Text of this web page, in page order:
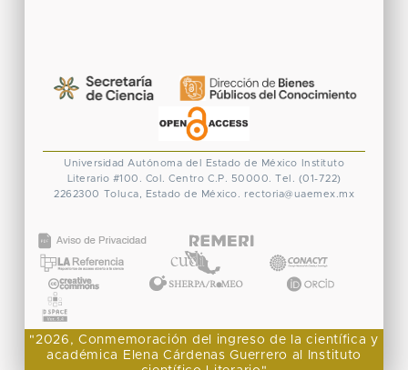
Universidad Autónoma del Estado de México
Instituto
Literario #100. Col. Centro C.P. 50000. Tel. (01-722)
2262300 Toluca, Estado de México. rectoria@uaemex.mx
"2026, Conmemoración del ingreso de la científica y
académica Elena Cárdenas Guerrero al Instituto